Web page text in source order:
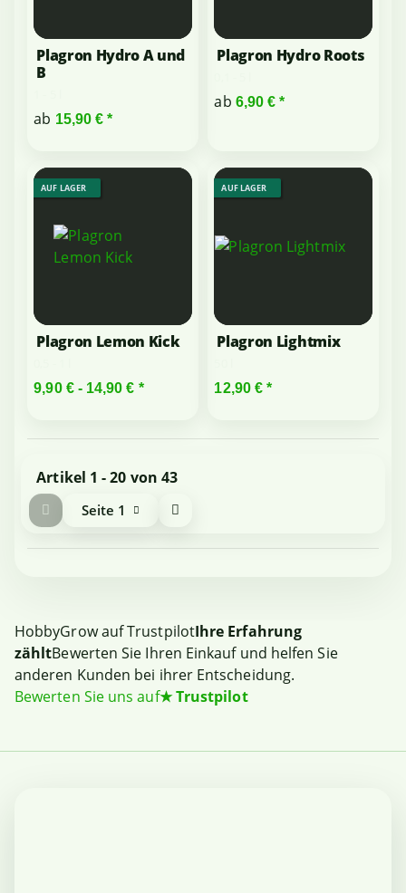
Plagron Hydro A und
B
ab 15,90 €*
Plagron Hydro Roots
ab 6,90 €*
AUF LAGER
Plagron Lemon Kick
9,90 € - 14,90 € *
AUF LAGER
Plagron Lightmix
12,90 €*
Artikel 1 - 20 von 43
Seite 1
HobbyGrow auf TrustpilotIhre Erfahrung
zähltBewerten Sie Ihren Einkauf und helfen Sie
anderen Kunden bei ihrer Entscheidung.
Bewerten Sie uns auf★Trustpilot